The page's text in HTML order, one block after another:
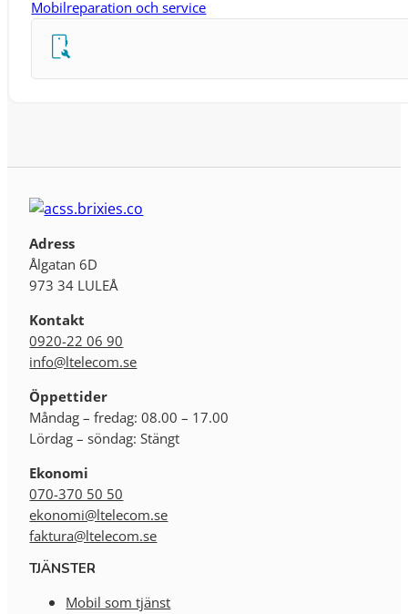
Mobilreparation och service
Adress
Ålgatan 6D
973 34 LULEÅ
Kontakt
0920-22 06 90
info@ltelecom.se
Öppettider
Måndag – fredag: 08.00 – 17.00
Lördag – söndag: Stängt
Ekonomi
070-370 50 50
ekonomi@ltelecom.se
faktura@ltelecom.se
TJÄNSTER
Mobil som tjänst